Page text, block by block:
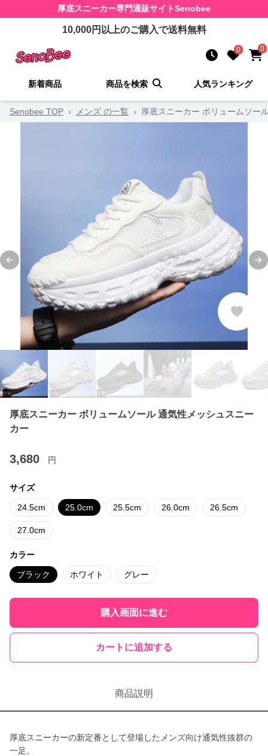
厚底スニーカー専門通販サイトSenobee
10,000円以上のご購入で送料無料
0 0
新着商品 商品を検索 人気ランキング
Senobee TOP › メンズ の一覧 › 厚底スニーカー ボリュームソー
Previous slide
厚底スニーカー ボリュームソール 通気性メッシュスニー
カー
3,680 円
サイズ
24.5cm 25.0cm 25.5cm 26.0cm 26.5cm
27.0cm
カラー
ブラック ホワイト グレー
購入画面に進む
カートに追加する
商品説明
厚底スニーカーの新定番として登場したメンズ向け通気性抜群の
一足。